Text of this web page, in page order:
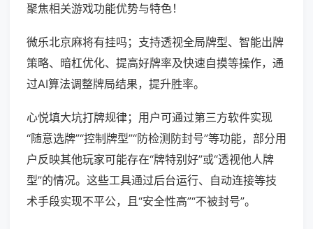
聚焦相关游戏功能优势与特色！
微乐北京麻将有挂吗；支持透视全局牌型、智能出牌
策略、暗杠优化、提高好牌率及快速自摸等操作，通
过AI算法调整牌局结果，提升胜率。
心悦填大坑打牌规律；用户可通过第三方软件实现
“随意选牌”“控制牌型”“防检测防封号”等功能，部分用
户反映其他玩家可能存在“牌特别好”或“透视他人牌
型”的情况。这些工具通过后台运行、自动连接等技
术手段实现不平公，且“安全性高”“不被封号”。